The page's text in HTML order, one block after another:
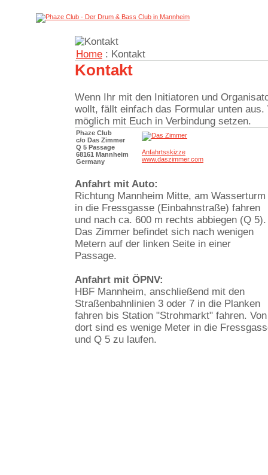
Home : Kontakt
Kontakt
Wenn Ihr mit den Initiatoren und
wollt, fällt einfach das Formular unten
möglich mit Euch in Verbindung setzen.
Phaze Club
c/o Das Zimmer
Q 5 Passage
68161 Mannheim
Germany
Anfahrtsskizze
www.daszimmer.com
Anfahrt mit Auto:
Richtung Mannheim Mitte, am Wasserturm
in die Fressgasse (Einbahnstraße) fahren
und nach ca. 600 m rechts abbiegen (Q 5).
Das Zimmer befindet sich nach wenigen
Metern auf der linken Seite in einer
Passage.
Anfahrt mit ÖPNV:
HBF Mannheim, anschließend mit den
Straßenbahnlinien 3 oder 7 in die Planken
fahren bis Station "Strohmarkt" fahren. Von
dort sind es wenige Meter in die
und Q 5 zu laufen.